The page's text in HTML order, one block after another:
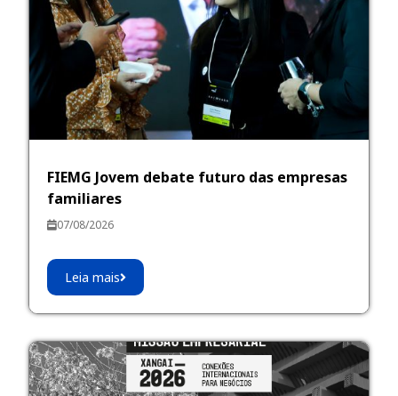
FIEMG Jovem debate futuro das empresas
familiares
07/08/2026
Leia mais